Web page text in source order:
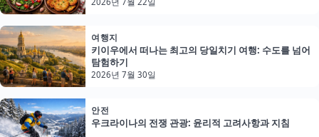
여행지
키이우에서 떠나는 최고의 당일치기 여행: 수도를 넘어
탐험하기
2026년 7월 30일
안전
우크라이나의 전쟁 관광: 윤리적 고려사항과 지침